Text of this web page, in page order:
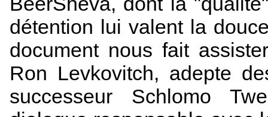
détention lui valent la
document nous fait
Ron Levkovitch, adepte
successeur Schlomo